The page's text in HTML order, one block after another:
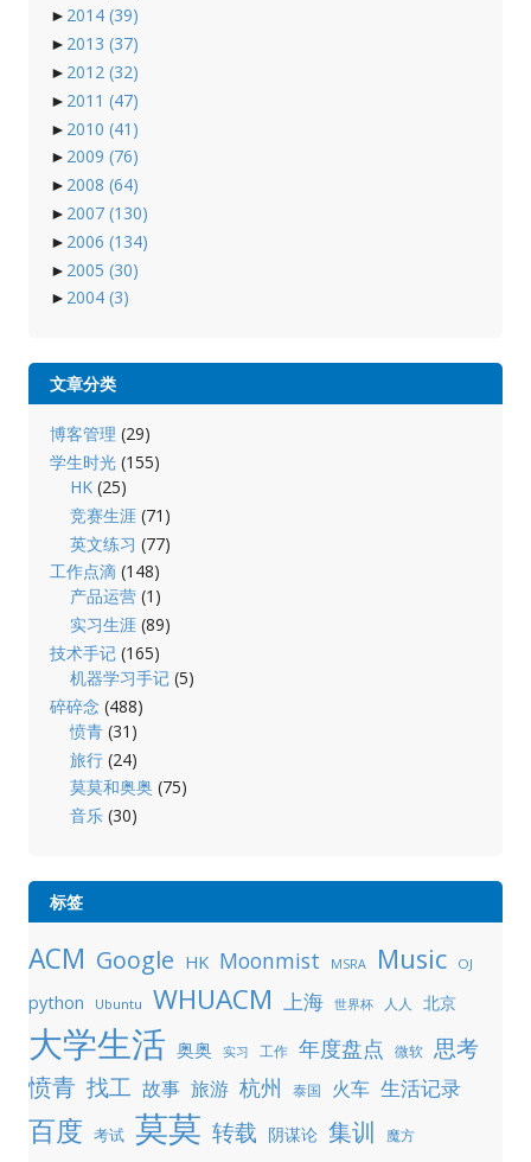
► 2014 (39)
► 2013 (37)
► 2012 (32)
► 2011 (47)
► 2010 (41)
► 2009 (76)
► 2008 (64)
► 2007 (130)
► 2006 (134)
► 2005 (30)
► 2004 (3)
文章分类
博客管理 (29)
学生时光(155)
HK (25)
竞赛生涯 (71)
英文练习 (77)
工作点滴(148)
产品运营 (1)
实习生涯 (89)
技术手记(165)
机器学习手记 (5)
碎碎念 (488)
愤青 (31)
旅行 (24)
莫莫和奥奥 (75)
音乐 (30)
标签
ACM Google HK Moonmist MSRA Music OJ
python Ubuntu WHUACM 上海 世界杯 人人 北京
大学生活 奥奥 实习 工作 年度盘点 微软 思考
愤青 找工 故事 旅游 杭州 泰国 火车 生活记录
百度 考试 莫莫 转载 阴谋论 集训 魔方